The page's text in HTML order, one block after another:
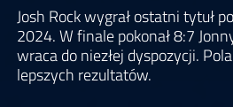
Josh Rock wygrał ostatni tytuł
2024. W finale pokonał 8:7
wraca do niezłej dyspozycji.
lepszych rezultatów.